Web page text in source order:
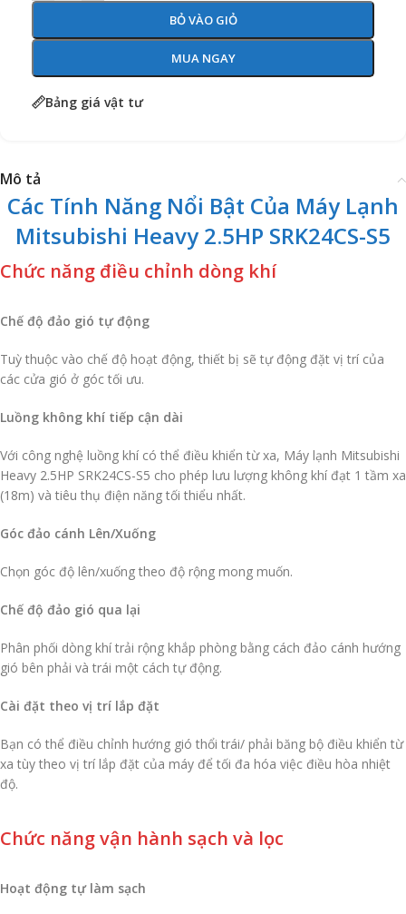
BỎ VÀO GIỎ
MUA NGAY
Bảng giá vật tư
Mô tả
Các Tính Năng Nổi Bật Của Máy Lạnh
Mitsubishi Heavy 2.5HP SRK24CS-S5
Chức năng điều chỉnh dòng khí
Chế độ đảo gió tự động
Tuỳ thuộc vào chế độ hoạt động, thiết bị sẽ tự động đặt vị trí của
các cửa gió ở góc tối ưu.
Luồng không khí tiếp cận dài
Với công nghệ luồng khí có thể điều khiển từ xa, Máy lạnh Mitsubishi
Heavy 2.5HP SRK24CS-S5 cho phép lưu lượng không khí đạt 1 tầm xa
(18m) và tiêu thụ điện năng tối thiểu nhất.
Góc đảo cánh Lên/Xuống
Chọn góc độ lên/xuống theo độ rộng mong muốn.
Chế độ đảo gió qua lại
Phân phối dòng khí trải rộng khắp phòng bằng cách đảo cánh hướng
gió bên phải và trái một cách tự động.
Cài đặt theo vị trí lắp đặt
Bạn có thể điều chỉnh hướng gió thổi trái/ phải băng bộ điều khiển từ
xa tùy theo vị trí lắp đặt của máy để tối đa hóa việc điều hòa nhiệt
độ.
Chức năng vận hành sạch và lọc
Hoạt động tự làm sạch